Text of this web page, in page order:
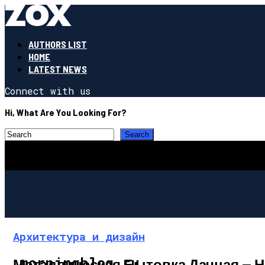
AUTHORS LIST
HOME
LATEST NEWS
Connect with us
Hi, What Are You Looking For?
Архитектура и дизайн